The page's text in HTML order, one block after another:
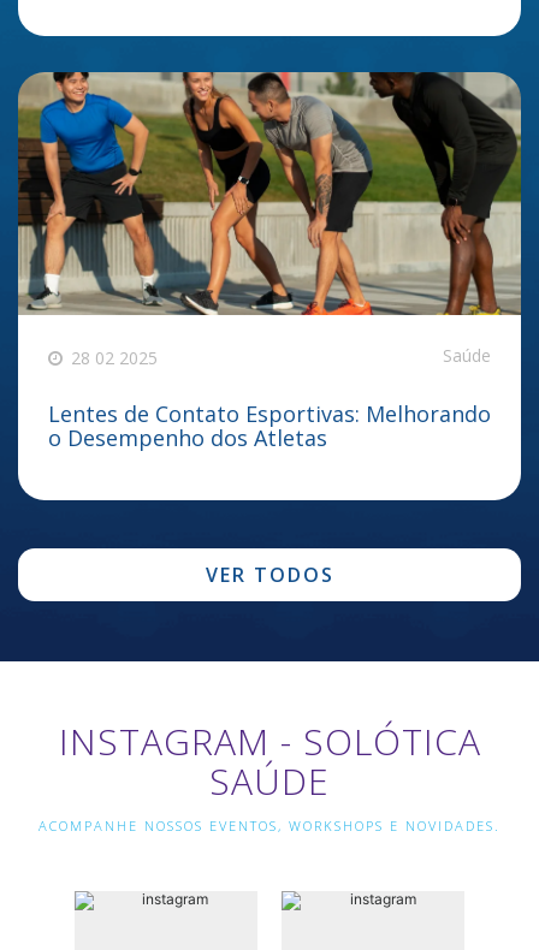
28 02 2025 Saúde
Lentes de Contato Esportivas: Melhorando
o Desempenho dos Atletas
VER TODOS
INSTAGRAM - SOLÓTICA
SAÚDE
ACOMPANHE NOSSOS EVENTOS, WORKSHOPS E NOVIDADES.